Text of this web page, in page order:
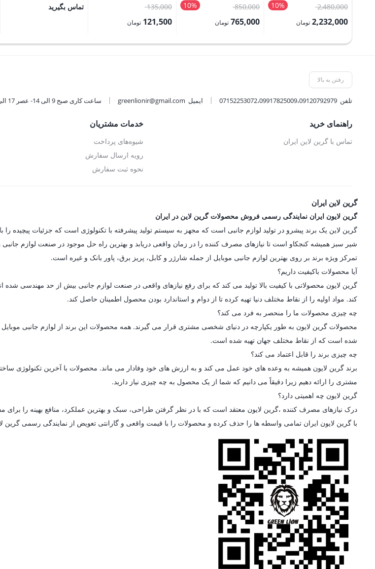
10% 2,480,000قیمت
اصلی:
بود.
2,232,000 تومان
10% 850,000قیمت
اصلی:
بود.
765,000 تومان
135,000قیمت
اصلی:
بود.
121,500 تومان
تماس بگیرید
رفتن به بالا
تلفن07152253072،09917825009،09120792979 ایمیل greenlionir@gmail.com ساعت کاری صبح 9 الی 14- عصر 17 الی 22 به غیر از تعطیلات رسمی
راهنمای خرید
تماس با گرین لاین ایران
خدمات مشتریان
شیوه‌های پرداخت
رویه ارسال سفارش
نحوه ثبت سفارش
گرین لاین ایران
گرین لایون ایران نمایندگی رسمی فروش محصولات گرین لاین در ایران
شیر سبز همیشه کنجکاو است تا نیازهای مصرف کننده را در زمان واقعی دریابد و بهترین راه حل موجود در صنعت لوازم جانبی
تمرکز ویژه برند بر روی بهترین لوازم جانبی موبایل از جمله شارژر و کابل، پریز برق، پاور بانک و غیره است.
آیا محصولات باکیفیت داریم؟
گرین لایون محصولاتی با کیفیت بالا تولید می کند که برای رفع نیازهای واقعی در صنعت لوازم جانبی بیش از حد مهندسی
کند. مواد اولیه را از نقاط مختلف دنیا تهیه کرده تا از دوام و استاندارد بودن محصول اطمینان حاصل کند.
چه چیزی محصولات ما را منحصر به فرد می کند؟
محصولات گرین لایون به طور یکپارچه در دنیای شخصی مشتری قرار می گیرند. همه محصولات این برند از لوازم جانبی موبایل
شده است که از نقاط مختلف جهان تهیه شده است.
چه چیزی برند را قابل اعتماد می کند؟
برند گرین لایون همیشه به وعده های خود عمل می کند و به ارزش های خود وفادار می ماند. محصولات با آخرین تکنولوژی
مشتری را ارائه دهیم زیرا دقیقاً می دانیم که شما از یک محصول به چه چیزی نیاز دارید.
گرین لایون چه اهمیتی دارد؟
درک نیازهای مصرف کننده ،گرین لایون معتقد است که با در نظر گرفتن طراحی، سبک و بهترین عملکرد، منافع بهینه را برای
با گرین لایون ایران تمامی واسطه ها را حذف کرده و محصولات را با قیمت واقعی و گارانتی تعویض از نمایندگی رسمی گرین